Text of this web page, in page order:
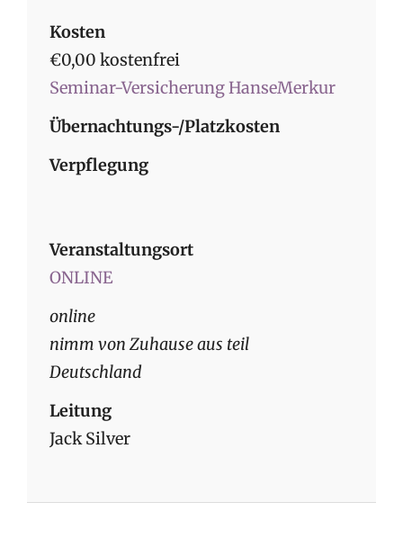
Kosten
€0,00 kostenfrei
Seminar-Versicherung HanseMerkur
Übernachtungs-/Platzkosten
Verpflegung
Veranstaltungsort
ONLINE
online
nimm von Zuhause aus teil
Deutschland
Leitung
Jack Silver